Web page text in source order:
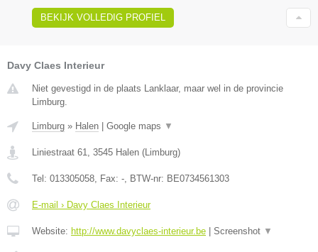
BEKIJK VOLLEDIG PROFIEL
Davy Claes Interieur
Niet gevestigd in de plaats Lanklaar, maar wel in de provincie
Limburg.
Limburg » Halen | Google maps ▼
Liniestraat 61 3545 Halen (Limburg)
Tel: 013305058 , Fax: - , BTW-nr: BE0734561303
E-mail › Davy Claes Interieur
Website: http://www.davyclaes-interieur.be | Screenshot ▼